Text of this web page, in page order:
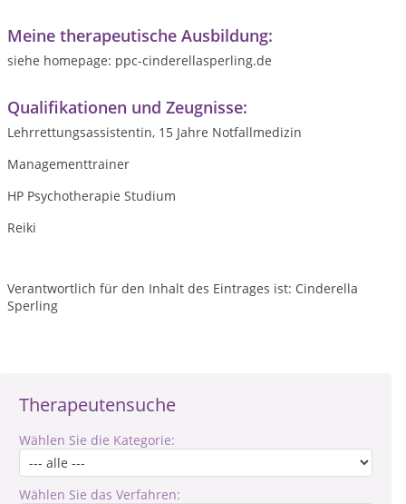
Therapeutensuche
Wählen Sie die Kategorie:
Wählen Sie das Verfahren:
Meine therapeutische Ausbildung:
siehe homepage: ppc-cinderellasperling.de
Qualifikationen und Zeugnisse:
Lehrrettungsassistentin, 15 Jahre Notfallmedizin
Managementtrainer
HP Psychotherapie Studium
Reiki
Verantwortlich für den Inhalt des Eintrages ist: Cinderella
Sperling